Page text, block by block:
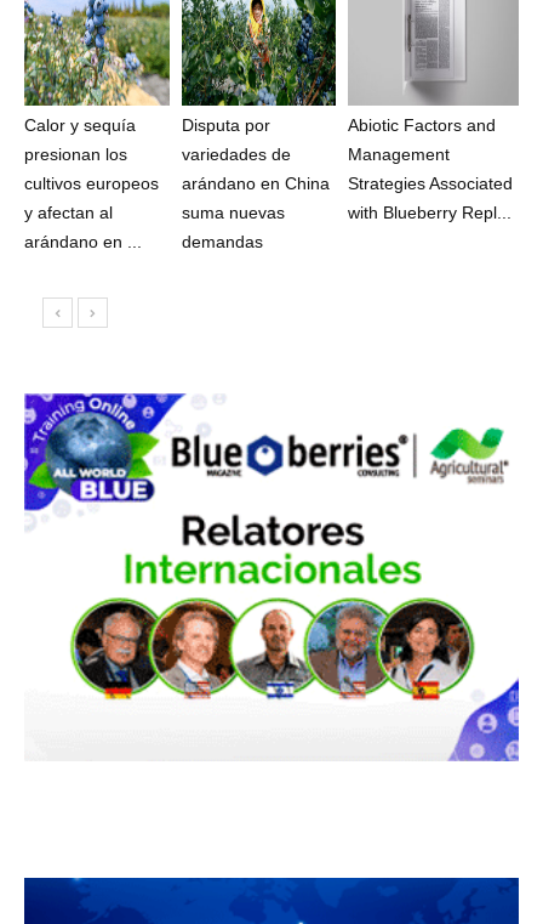
Calor y sequía
presionan los
cultivos europeos
y afectan al
arándano en ...
Disputa por
variedades de
arándano en China
suma nuevas
demandas
Abiotic Factors and
Management
Strategies Associated
with Blueberry Repl...